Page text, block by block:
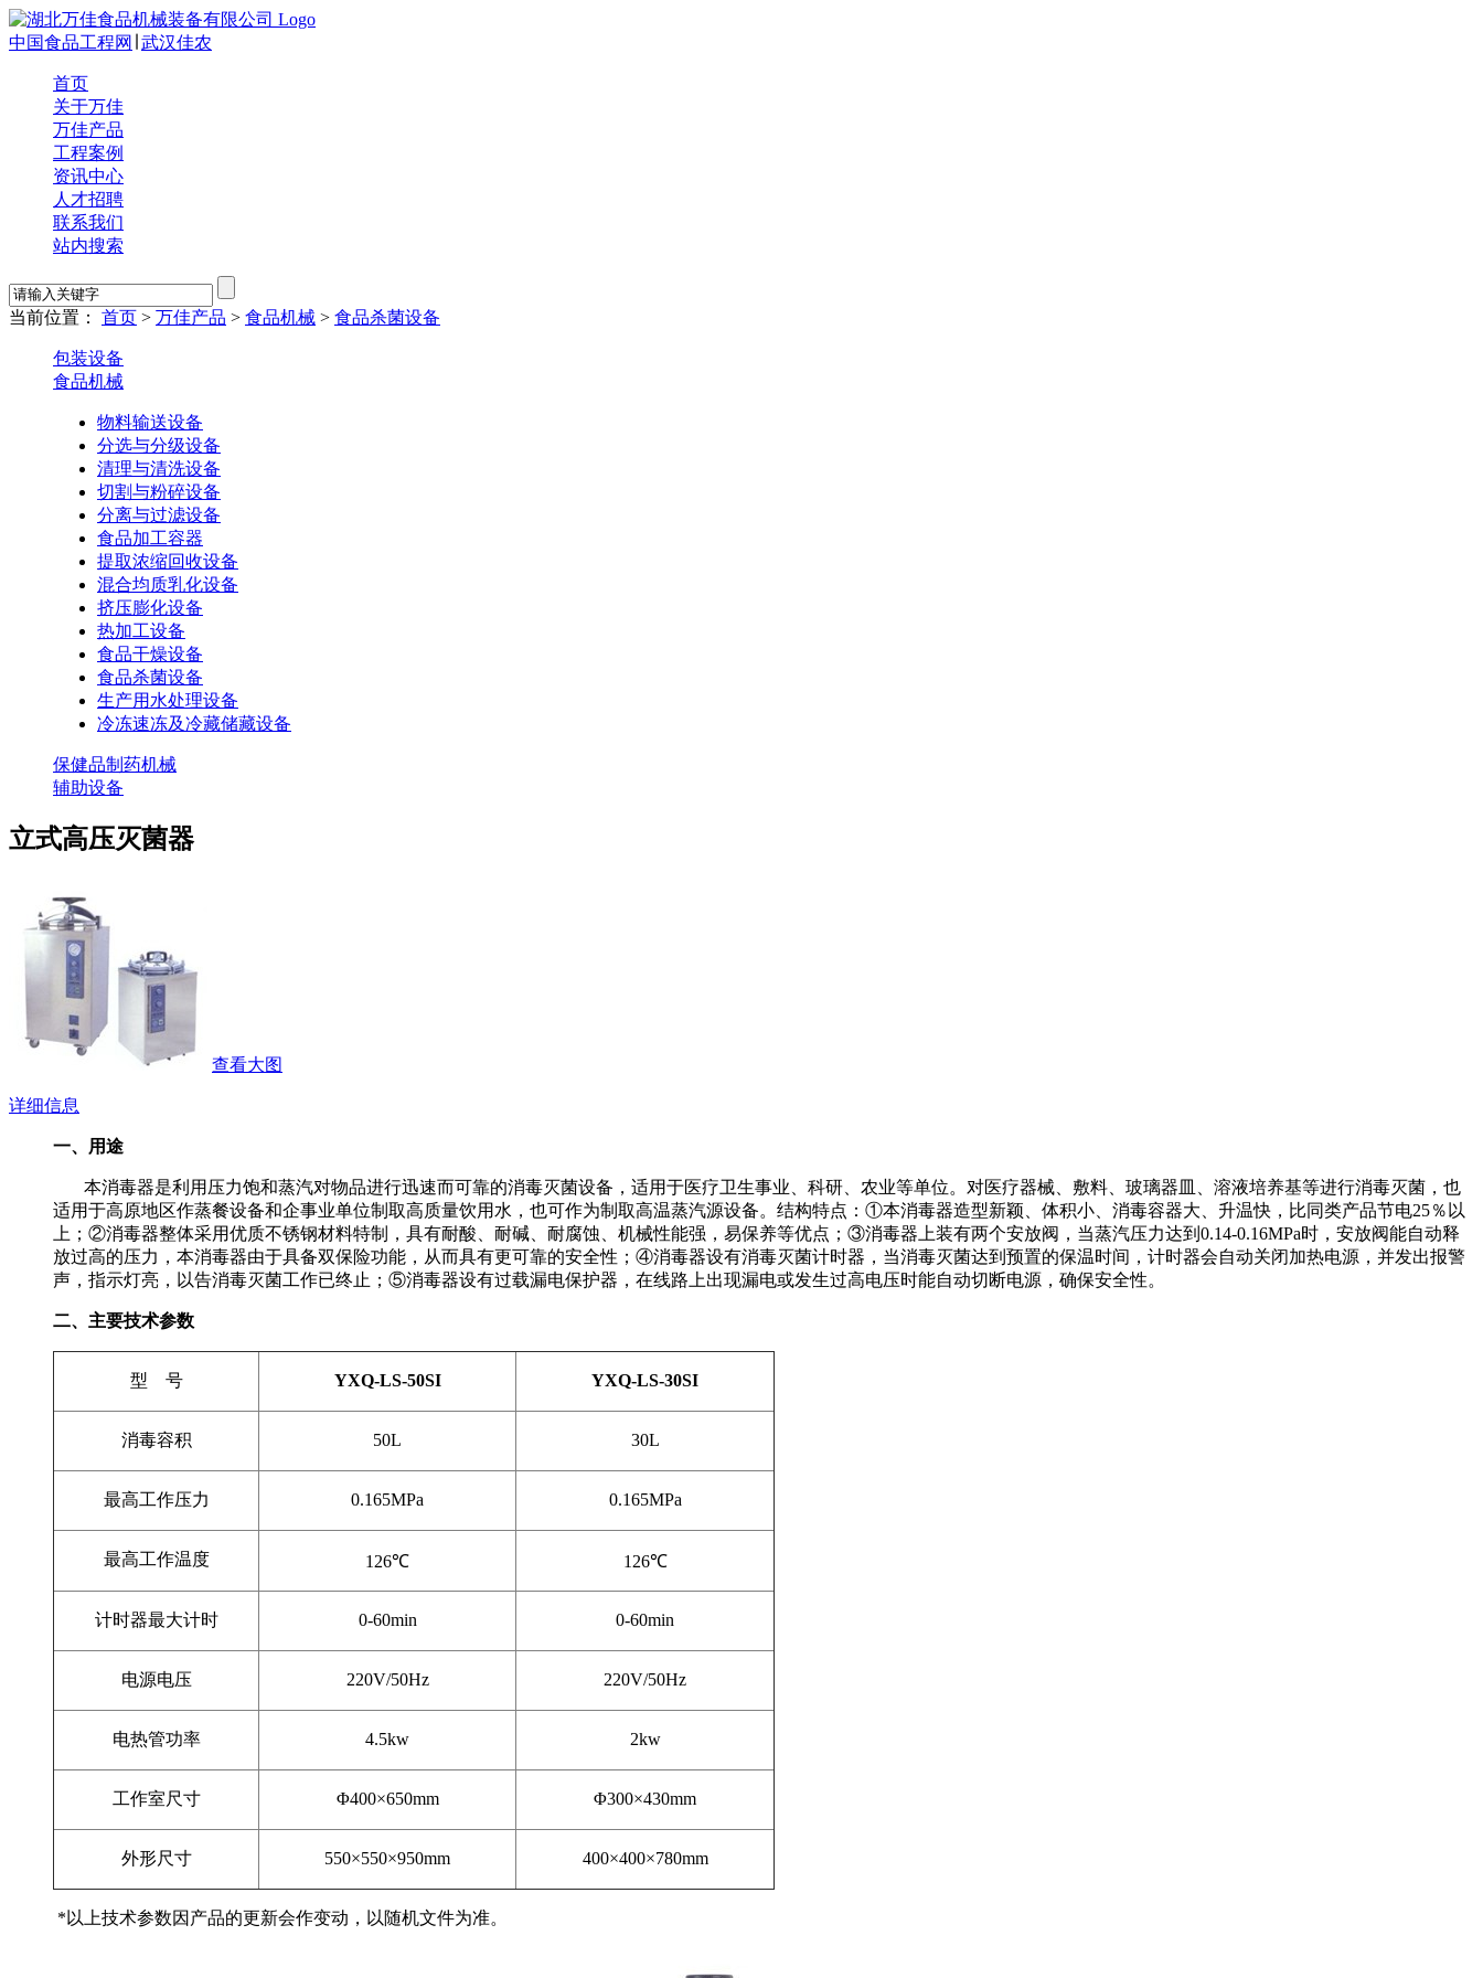
中国食品工程网 武汉佳农
首页
关于万佳
万佳产品
工程案例
资讯中心
人才招聘
联系我们
站内搜索
当前位置： 首页 > 万佳产品 > 食品机械 > 食品杀菌设备
包装设备
食品机械
物料输送设备
分选与分级设备
清理与清洗设备
切割与粉碎设备
分离与过滤设备
食品加工容器
提取浓缩回收设备
混合均质乳化设备
挤压膨化设备
热加工设备
食品干燥设备
食品杀菌设备
生产用水处理设备
冷冻速冻及冷藏储藏设备
保健品制药机械
辅助设备
立式高压灭菌器
查看大图
详细信息
一、用途
本消毒器是利用压力饱和蒸汽对物品进行迅速而可靠的消毒灭菌设备，适用于医疗卫生事业、科研、农业等单位。对医疗器械、敷料、玻璃器皿、溶液培养基等进行消毒灭菌，也
适用于高原地区作蒸餐设备和企事业单位制取高质量饮用水，也可作为制取高温蒸汽源设备。结构特点：①本消毒器造型新颖、体积小、消毒容器大、升温快，比同类产品节电25％以
上；②消毒器整体采用优质不锈钢材料特制，具有耐酸、耐碱、耐腐蚀、机械性能强，易保养等优点；③消毒器上装有两个安放阀，当蒸汽压力达到0.14-0.16MPa时，安放阀能自动释
放过高的压力，本消毒器由于具备双保险功能，从而具有更可靠的安全性；④消毒器设有消毒灭菌计时器，当消毒灭菌达到预置的保温时间，计时器会自动关闭加热电源，并发出报警
声，指示灯亮，以告消毒灭菌工作已终止；⑤消毒器设有过载漏电保护器，在线路上出现漏电或发生过高电压时能自动切断电源，确保安全性。
二、主要技术参数
型 号 YXQ-LS-50SI YXQ-LS-30SI
消毒容积 50L 30L
最高工作压力 0.165MPa 0.165MPa
最高工作温度 126℃ 126℃
计时器最大计时 0-60min 0-60min
电源电压 220V/50Hz 220V/50Hz
电热管功率 4.5kw 2kw
工作室尺寸 Φ400×650mm Φ300×430mm
外形尺寸 550×550×950mm 400×400×780mm
*以上技术参数因产品的更新会作变动，以随机文件为准。